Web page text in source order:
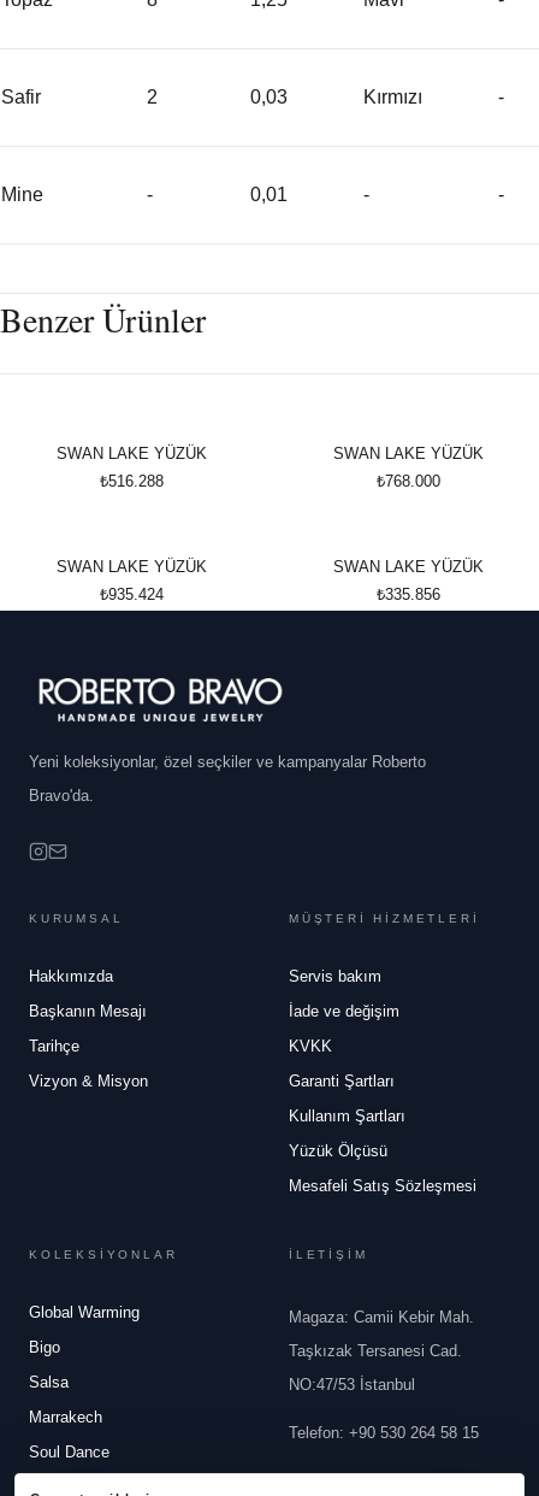
Safir 2 0,03 Kırmızı -
Mine - 0,01 - -
Benzer Ürünler
SWAN LAKE YÜZÜK
₺516.288
SWAN LAKE YÜZÜK
₺768.000
SWAN LAKE YÜZÜK
₺935.424
SWAN LAKE YÜZÜK
₺335.856
Yeni koleksiyonlar, özel seçkiler ve kampanyalar Roberto
Bravo'da.
KURUMSAL
Hakkımızda
Başkanın Mesajı
Tarihçe
Vizyon & Misyon
MÜŞTERİ HİZMETLERİ
Servis bakım
İade ve değişim
KVKK
Garanti Şartları
Kullanım Şartları
Yüzük Ölçüsü
Mesafeli Satış Sözleşmesi
KOLEKSİYONLAR
Global Warming
Bigo
Salsa
Marrakech
Soul Dance
İLETİŞİM
Magaza: Camii Kebir Mah.
Taşkızak Tersanesi Cad.
NO:47/53 İstanbul
Telefon: +90 530 264 58 15